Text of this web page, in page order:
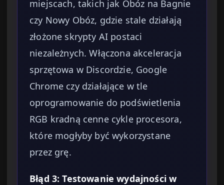
miejscach, takich jak Obóz na Bagnie
czy Nowy Obóz, gdzie stale działają
złożone skrypty AI postaci
niezależnych. Włączona akceleracja
sprzętowa w Discordzie, Google
Chrome czy działające w tle
oprogramowanie do podświetlenia
RGB kradną cenne cykle procesora,
które mogłyby być wykorzystane
przez grę.
Błąd 3: Testowanie wydajności w